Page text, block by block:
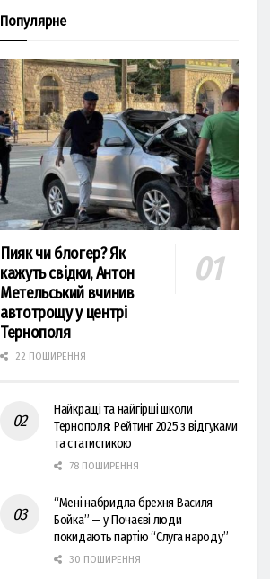
Популярне
Пияк чи блогер? Як
кажуть свідки, Антон
Метельський вчинив
автотрощу у центрі
Тернополя
22 ПОШИРЕННЯ
Найкращі та найгірші школи
Тернополя: Рейтинг 2025 з відгуками
та статистикою
78 ПОШИРЕННЯ
“Мені набридла брехня Василя
Бойка” — у Почаєві люди
покидають партію “Слуга народу”
30 ПОШИРЕННЯ